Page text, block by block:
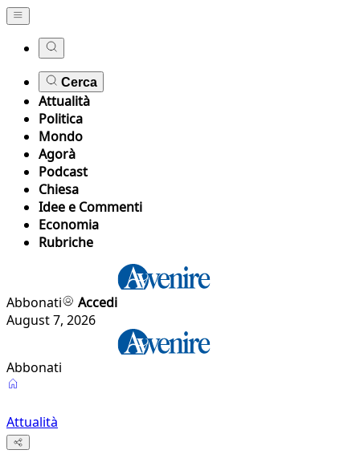
Cerca
Attualità
Politica
Mondo
Agorà
Podcast
Chiesa
Idee e Commenti
Economia
Rubriche
Abbonati
Accedi
August 7, 2026
Abbonati
Attualità